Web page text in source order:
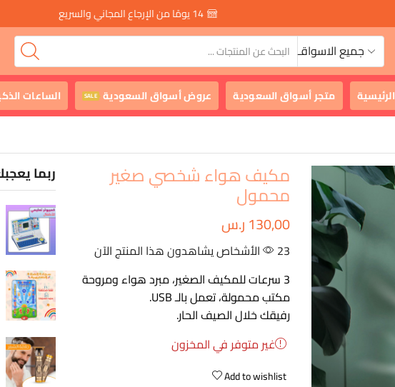
14 يومًا من الإرجاع المجاني والسريع
جميع الاسواقـ
الرئيسية متجر أسواق السعودية عروض أسواق السعودية SALE الساعات
مكيف هواء شخصي صغير
محمول
130,00ر.س
23 الأشخاص يشاهدون هذا المنتج الآن
3 سرعات للمكيف الصغير، مبرد هواء ومروحة
مكتب محمولة، تعمل بالـ USB.
رفيقك خلال الصيف الحار.
غير متوفر في المخزون
Add to wishlist
ربما